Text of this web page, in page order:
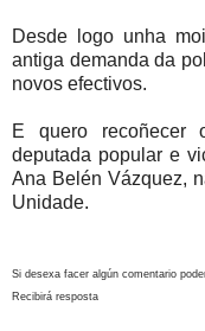
Desde logo unha
antiga demanda da
novos efectivos.
E quero
deputada popular e
Ana Belén Vázquez,
Unidade.
Si desexa facer algún comentario
Recibirá resposta